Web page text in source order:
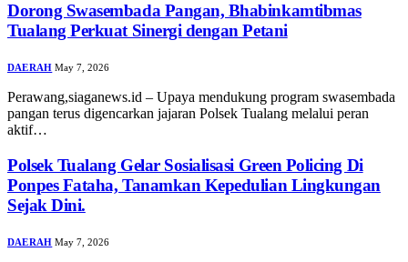
Dorong Swasembada Pangan, Bhabinkamtibmas
Tualang Perkuat Sinergi dengan Petani
DAERAH May 7, 2026
Perawang,siaganews.id – Upaya mendukung program swasembada
pangan terus digencarkan jajaran Polsek Tualang melalui peran
aktif…
Polsek Tualang Gelar Sosialisasi Green Policing Di
Ponpes Fataha, Tanamkan Kepedulian Lingkungan
Sejak Dini.
DAERAH May 7, 2026